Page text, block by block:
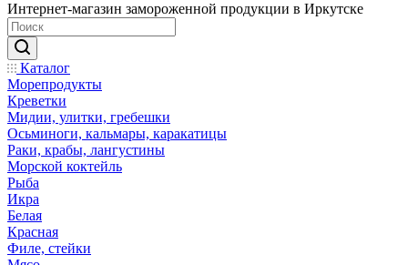
Интернет-магазин замороженной продукции в Иркутске
Каталог
Морепродукты
Креветки
Мидии, улитки, гребешки
Осьминоги, кальмары, каракатицы
Раки, крабы, лангустины
Морской коктейль
Рыба
Икра
Белая
Красная
Филе, стейки